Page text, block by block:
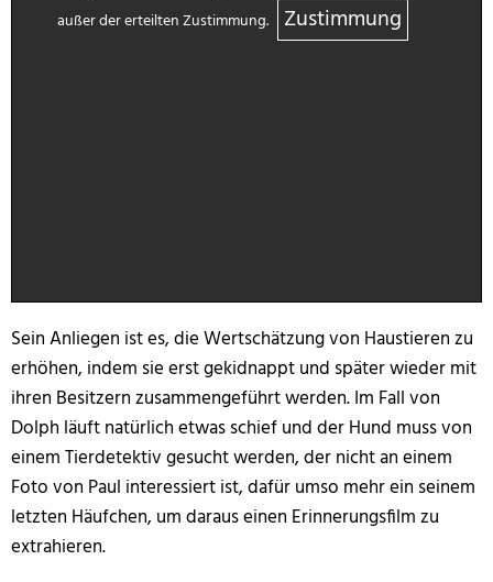
außer der erteilten Zustimmung.
Zustimmung
Sein Anliegen ist es, die Wertschätzung von Haustieren zu
erhöhen, indem sie erst gekidnappt und später wieder mit
ihren Besitzern zusammengeführt werden. Im Fall von
Dolph läuft natürlich etwas schief und der Hund muss von
einem Tierdetektiv gesucht werden, der nicht an einem
Foto von Paul interessiert ist, dafür umso mehr ein seinem
letzten Häufchen, um daraus einen Erinnerungsfilm zu
extrahieren.